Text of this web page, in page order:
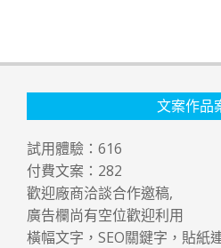
文案作品
試用體驗： 616
付費文案： 282
歡迎廠商洽談合作邀稿,
廣告欄尚有空位歡迎利用
橫幅文字，SEO關鍵字，貼紙